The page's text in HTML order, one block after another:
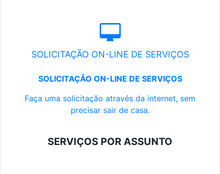
SOLICITAÇÃO ON-LINE DE SERVIÇOS
SOLICITAÇÃO ON-LINE DE SERVIÇOS
Faça uma solicitação através da internet, sem
precisar sair de casa.
SERVIÇOS POR ASSUNTO